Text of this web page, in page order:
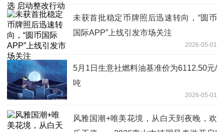
未获首批稳定币牌照后迅速转向，“圆币
国际APP”上线引发市场关注
2026-05-01
5月1日生意社燃料油基准价为6112.50元/
吨
2026-05-01
风雅国潮+唯美花境，从白天到夜晚，欢